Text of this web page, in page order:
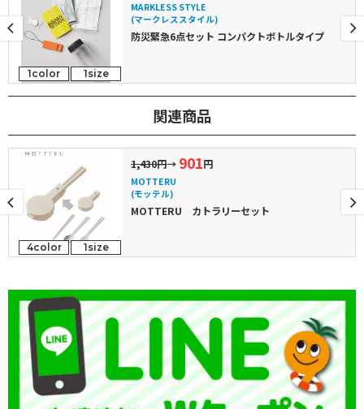
1color 1size
MARKLESS STYLE
(マークレススタイル)
防災緊急6点セット コンパクトボトルタイプ
関連商品
4color 1size
1,430円→ 901円
MOTTERU
(モッテル)
MOTTERU カトラリーセット